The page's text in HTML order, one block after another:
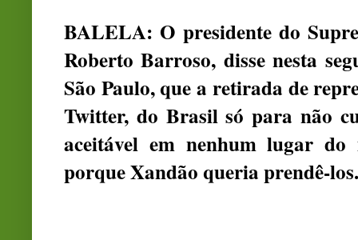
BALELA: O presidente do
Roberto Barroso, disse nesta
São Paulo, que a retirada de
Twitter, do Brasil só para não
aceitável em nenhum lugar
porque Xandão queria prendê-